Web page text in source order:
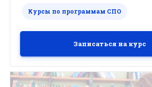
Курсы по программам СПО
Записаться на курс